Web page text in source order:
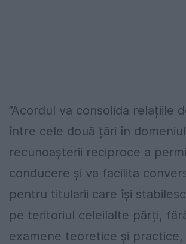
”Acordul va consolida relațiile
între cele două țări în domeniul
recunoașterii reciproce a
conducere și va facilita
pentru titularii care își
pe teritoriul celeilalte părți,
examene teoretice și